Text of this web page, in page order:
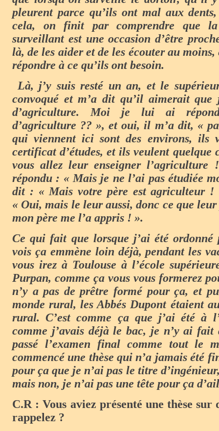
pleurent parce qu’ils ont mal aux
cela, on finit par comprendre que
surveillant est une occasion d’être
là, de les aider et de les écouter au moins,
répondre à ce qu’ils ont besoin.
Là, j’y suis resté un an, et le
convoqué et m’a dit qu’il aimerait que
d’agriculture. Moi je lui ai
d’agriculture ?? », et oui, il m’a dit, «
qui viennent ici sont des environs, ils
certificat d’études, et ils veulent quelque
vous allez leur enseigner
répondu : « Mais je ne l’ai pas étudiée
dit : « Mais votre père est agriculteur !
« Oui, mais le leur aussi, donc ce que
mon père me l’a appris ! ».
Ce qui fait que lorsque j’ai été ordonné
vois ça emmène loin déjà, pendant les
vous irez à Toulouse à l’école
Purpan, comme ça vous vous formerez
n’y a pas de prêtre formé pour ça, et
monde rural, les Abbés Dupont étaient
rural. C’est comme ça que j’ai été à
comme j’avais déjà le bac, je n’y ai fait
passé l’examen final comme tout le
commencé une thèse qui n’a jamais été
pour ça que je n’ai pas le titre
mais non, je n’ai pas une tête pour ça
C.R : Vous aviez présenté une thèse sur
rappelez ?